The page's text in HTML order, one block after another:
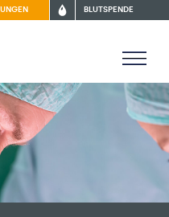
BLUTSPENDE